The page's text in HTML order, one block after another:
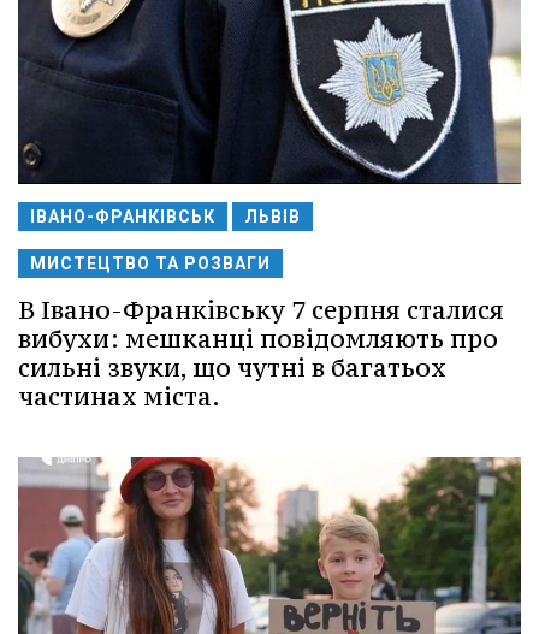
ІВАНО-ФРАНКІВСЬК ЛЬВІВ
МИСТЕЦТВО ТА РОЗВАГИ
В Івано-Франківську 7 серпня сталися
вибухи: мешканці повідомляють про
сильні звуки, що чутні в багатьох
частинах міста.